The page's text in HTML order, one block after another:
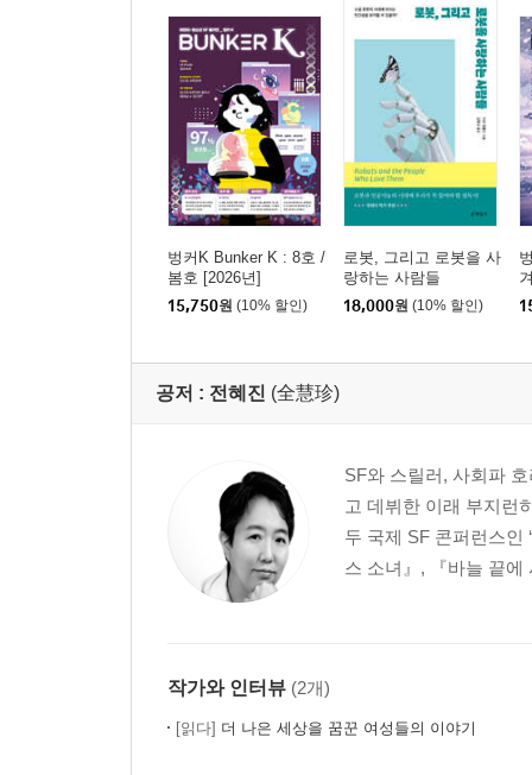
벙커K Bunker K : 8호 /
봄호 [2026년]
15,750원 (10% 할인)
로봇, 그리고 로봇을 사
랑하는 사람들
18,000원 (10% 할인)
공저 : 전혜진 (全慧珍)
SF와 스릴러, 사회파
고 데뷔한 이래 부지런
두 국제 SF 콘퍼런스인
스 소녀』, 『바늘 끝에
작가와 인터뷰 (2개)
[읽다] 더 나은 세상을 꿈꾼 여성들의 이야기